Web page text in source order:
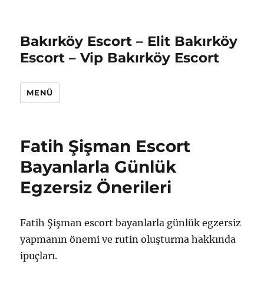
Bakırköy Escort – Elit Bakırköy
Escort – Vip Bakırköy Escort
MENÜ
Fatih Şişman Escort
Bayanlarla Günlük
Egzersiz Önerileri
Fatih Şişman escort bayanlarla günlük egzersiz
yapmanın önemi ve rutin oluşturma hakkında
ipuçları.